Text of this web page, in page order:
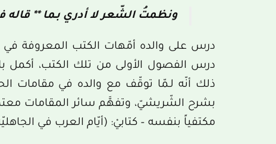
ونظمتُ الشّعر لا أدري بـما ** قاله
درس على والده أمّهات الكتب المعروفة في
درس الفصول الأولى من تلك الكتب، أكمل
ذلك أنّه لـمّا توقّف مع والده في مقامات
بشرح الشّريشيّ، وتفهَّم سائر المقامات
مكتفياً بنفسه – كتابيْ: (أيّام العرب في